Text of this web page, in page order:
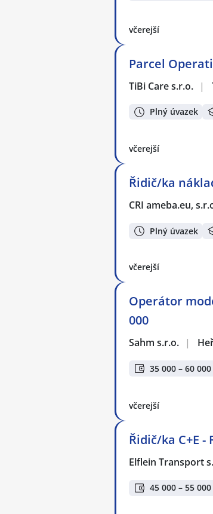
včerejší
Parcel
TiBi Care s.r.o. |
Plný úvazek
včerejší
Řidič/ka
CRI ameba.eu,
Plný úvazek
včerejší
Operátor
000
Sahm s.r.o. |
35 000 – 60 000
včerejší
Řidič/ka C+E -
Elflein Transport
45 000 – 55 000